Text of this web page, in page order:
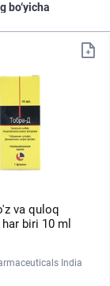
va quloq
biri 10 ml
India